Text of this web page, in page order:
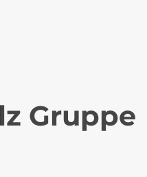
Gruppe